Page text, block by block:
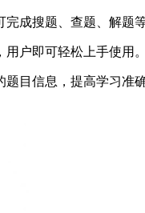
成搜题、查题、解题
户即可轻松上手使用。
目信息，提高学习准确